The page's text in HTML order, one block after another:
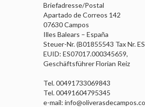
Briefadresse/Postal
Apartado de Correos 142
07630 Campos
Illes Balears – España
Steuer-Nr. (B01855543 Tax Nr.
EUID: ES07017.000345659,
Geschäftsführer Florian Reiz
Tel. 00491733069843
Tel. 00491604795345
e-mail: